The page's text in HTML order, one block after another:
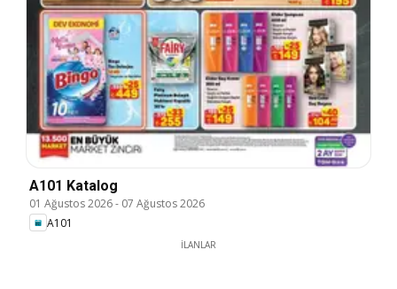
A101 Katalog
01 Ağustos 2026- 07 Ağustos 2026
A101
İLANLAR